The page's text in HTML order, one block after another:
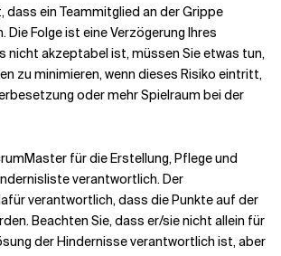
dass ein Teammitglied an der Grippe
Die Folge ist eine Verzögerung Ihres
nicht akzeptabel ist, müssen Sie etwas tun,
zu minimieren, wenn dieses Risiko eintritt,
oder mehr Spielraum bei der
für die Erstellung, Pflege und
verantwortlich. Der
verantwortlich, dass die Punkte auf der
Beachten Sie, dass er/sie nicht allein für
der Hindernisse verantwortlich ist, aber